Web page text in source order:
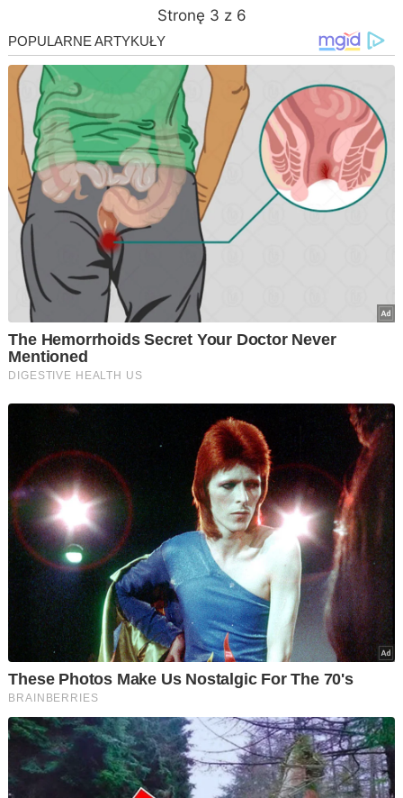
Stronę 3 z 6